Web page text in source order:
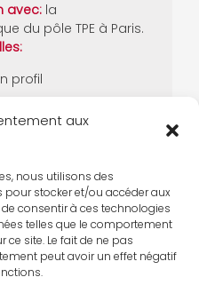
aux
nous utilisons des
stocker et/ou accéder aux
consentir à ces technologies
telles que le comportement
site. Le fait de ne pas
peut avoir un effet négatif
avec: la
du pôle TPE à Paris.
profil
et le billet de
complet (maladie,
complémentaire)
de base de la